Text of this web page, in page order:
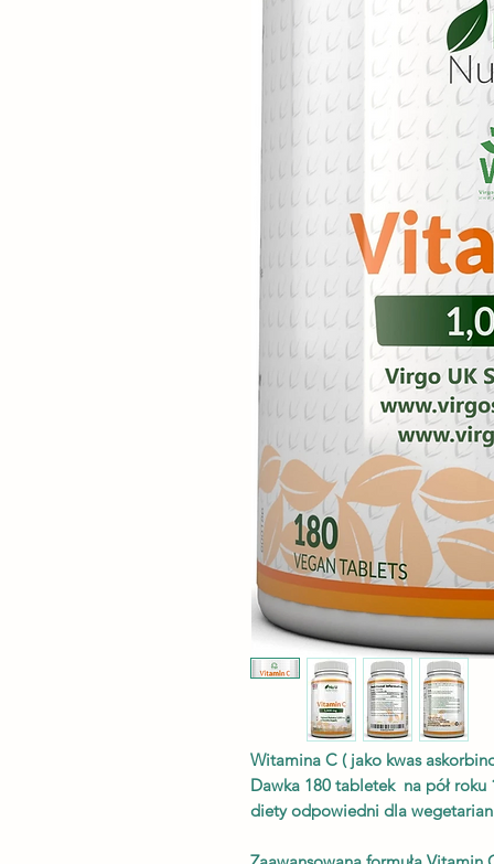
Witamina C ( jako kwas
Dawka 180 tabletek na pół roku
diety odpowiedni dla wegetarian